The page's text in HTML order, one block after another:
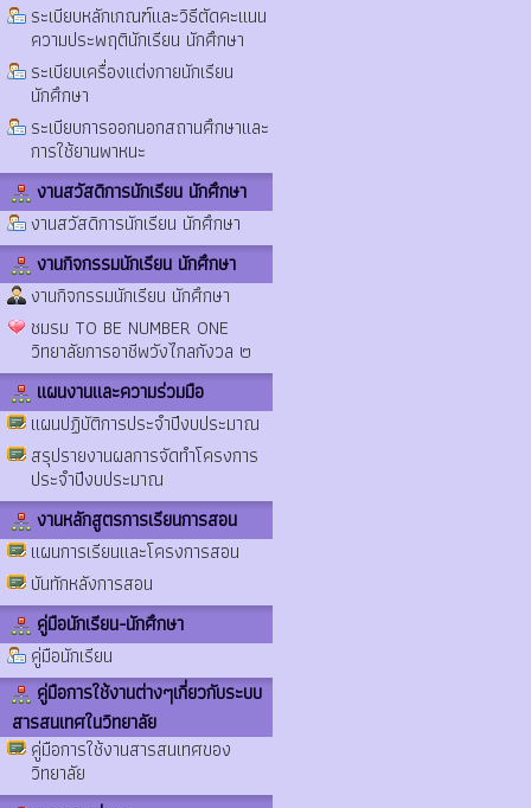
ระเบียบหลักเกณฑ์และวิธีตัดคะแนน
ความประพฤตินักเรียน นักศึกษา
ระเบียบเครื่องแต่งกายนักเรียน
นักศึกษา
ระเบียบการออกนอกสถานศึกษาและ
การใช้ยานพาหนะ
งานสวัสดิการนักเรียน นักศึกษา
งานสวัสดิการนักเรียน นักศึกษา
งานกิจกรรมนักเรียน นักศึกษา
งานกิจกรรมนักเรียน นักศึกษา
ชมรม TO BE NUMBER ONE
วิทยาลัยการอาชีพวังไกลกังวล ๒
แผนงานและความร่วมมือ
แผนปฏิบัติการประจำปีงบประมาณ
สรุปรายงานผลการจัดทำโครงการ
ประจำปีงบประมาณ
งานหลักสูตรการเรียนการสอน
แผนการเรียนและโครงการสอน
บันทักหลังการสอน
คู่มือนักเรียน-นักศึกษา
คู่มือนักเรียน
คู่มือการใช้งานต่างๆเกี่ยวกับระบบ
สารสนเทศในวิทยาลัย
คู่มือการใช้งานสารสนเทศของ
วิทยาลัย